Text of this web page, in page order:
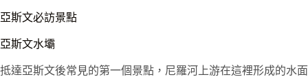
亞斯文必訪景點
亞斯文水壩
抵達亞斯文後常見的第一個景點，尼羅河上游在這裡形成的水面